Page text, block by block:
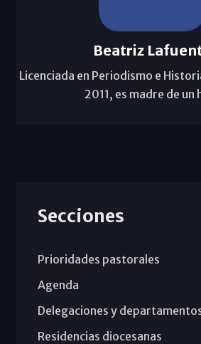
Beatriz
Licenciada en Periodismo e
2011, es madre de un
Secciones
Prioridades pastorales
Agenda
Delegaciones y
Residencias diocesanas